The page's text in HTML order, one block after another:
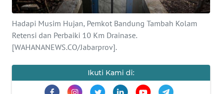
Hadapi Musim Hujan, Pemkot Bandung Tambah Kolam
Retensi dan Perbaiki 10 Km Drainase.
[WAHANANEWS.CO/Jabarprov].
Ikuti Kami di:
PENDIDIKAN
OLAHRAGA
EDITORIAL